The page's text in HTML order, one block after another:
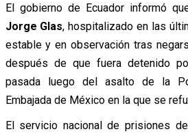
El gobierno de Ecuador informó
Jorge Glas, hospitalizado en las
estable y en observación tras
después de que fuera detenido
pasada luego del asalto de la
Embajada de México en la que se
El servicio nacional de prisiones